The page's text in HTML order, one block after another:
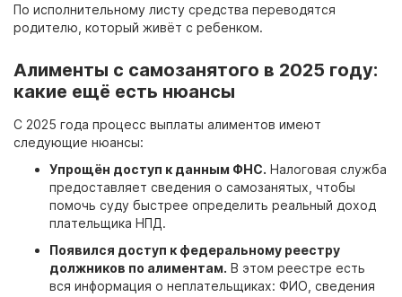
По исполнительному листу средства переводятся
родителю, который живёт с ребенком.
Алименты с самозанятого в 2025 году:
какие ещё есть нюансы
С 2025 года процесс выплаты алиментов имеют
следующие нюансы:
Упрощён доступ к данным ФНС. Налоговая служба
предоставляет сведения о самозанятых, чтобы
помочь суду быстрее определить реальный доход
плательщика НПД.
Появился доступ к федеральному реестру
должников по алиментам. В этом реестре есть
вся информация о неплательщиках: ФИО, сведения